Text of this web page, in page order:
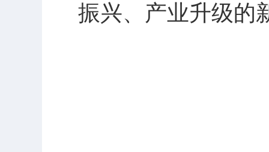
振兴、产业升级的